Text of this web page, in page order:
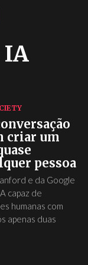
IA
criar um
pessoa
e da Google
capaz de
humanas com
apenas duas